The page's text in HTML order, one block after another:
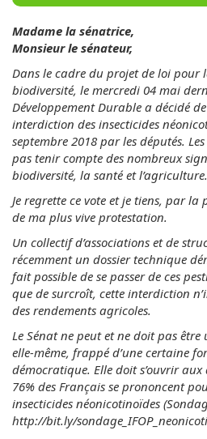
Madame la sénatrice,
Monsieur le sénateur,
Dans le cadre du projet de loi pour
biodiversité, le mercredi 04 mai
Développement Durable a décidé
interdiction des insecticides
septembre 2018 par les députés.
pas tenir compte des nombreux
biodiversité, la santé et l’agriculture.
Je regrette ce vote et je tiens, par
de ma plus vive protestation.
Un collectif d’associations et de
récemment un dossier technique
fait possible de se passer de ces
que de surcroît, cette interdiction
des rendements agricoles.
Le Sénat ne peut et ne doit pas
elle-même, frappé d’une certaine
démocratique. Elle doit s’ouvrir aux
76% des Français se prononcent
insecticides néonicotinoïdes
http://bit.ly/